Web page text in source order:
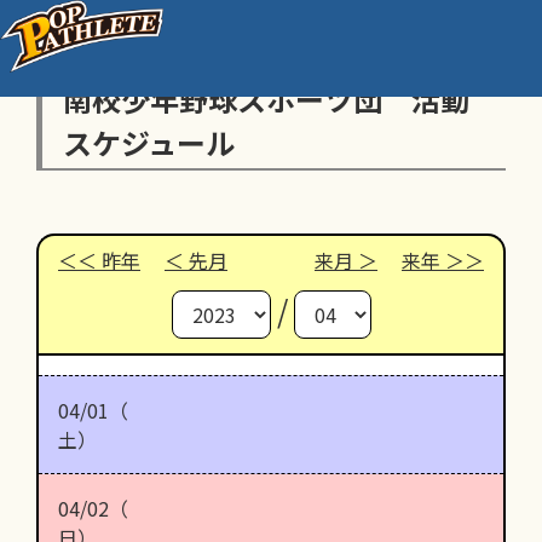
南校少年野球スポーツ団 活動
スケジュール
昨年 先月 来月 来年
/
04/01（
土）
04/02（